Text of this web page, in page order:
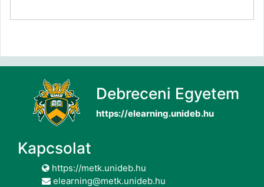
Debreceni Egyetem
https://elearning.unideb.hu
Kapcsolat
https://metk.unideb.hu
elearning@metk.unideb.hu